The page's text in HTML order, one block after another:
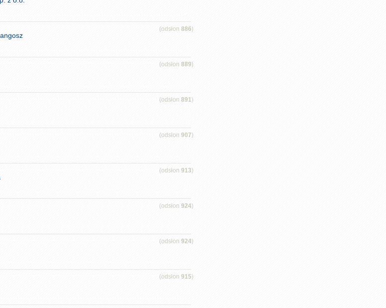
(odsłon 886)
(odsłon 889)
(odsłon 891)
(odsłon 907)
(odsłon 913)
(odsłon 924)
(odsłon 924)
(odsłon 915)